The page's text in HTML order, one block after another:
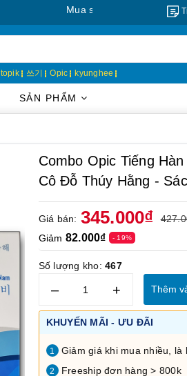
Mua số lượng lớn/sỉ xin liên hệ:
topik 쓰기 Opic kyunghee
SẢN PHẨM
Combo Opic Tiếng
Cô Đỗ Thúy Hằng -
Giá bán: 345.000₫
Giảm 82.000₫ - 19%
Số lượng kho:467
– + Thêm
KHUYẾN MÃI - ƯU ĐÃI
1 Giảm giá khi mua nhiều, là
2 Freeship đơn hàng > 800k